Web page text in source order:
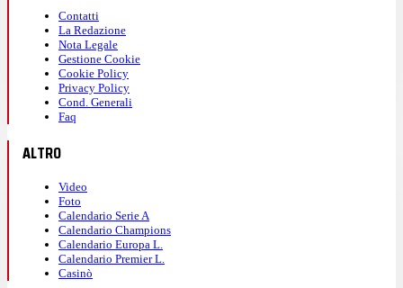
Contatti
La Redazione
Nota Legale
Gestione Cookie
Cookie Policy
Privacy Policy
Cond. Generali
Faq
ALTRO
Video
Foto
Calendario Serie A
Calendario Champions
Calendario Europa L.
Calendario Premier L.
Casinò